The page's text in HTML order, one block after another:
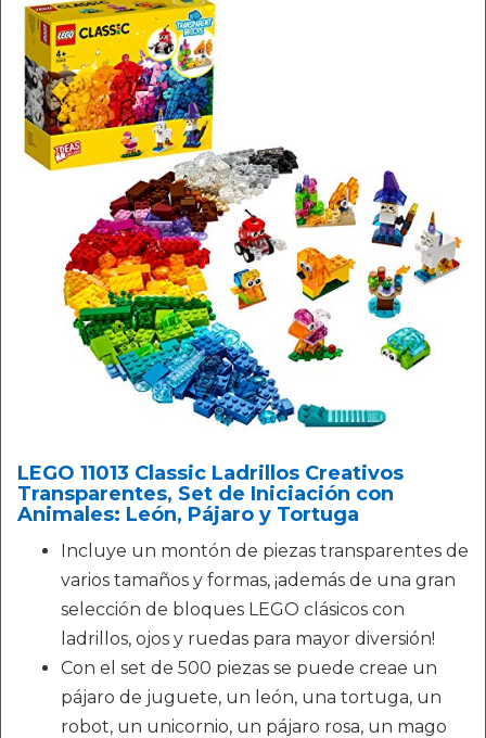
LEGO 11013 Classic Ladrillos Creativos
Transparentes, Set de Iniciación con
Animales: León, Pájaro y Tortuga
Incluye un montón de piezas transparentes de
varios tamaños y formas, ¡además de una gran
selección de bloques LEGO clásicos con
ladrillos, ojos y ruedas para mayor diversión!
Con el set de 500 piezas se puede creae un
pájaro de juguete, un león, una tortuga, un
robot, un unicornio, un pájaro rosa, un mago